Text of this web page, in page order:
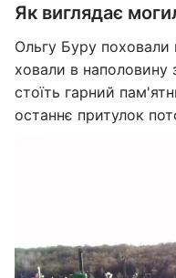
Як виглядає
Ольгу Буру поховали
ховали в наполовину
стоїть гарний
останнє притулок